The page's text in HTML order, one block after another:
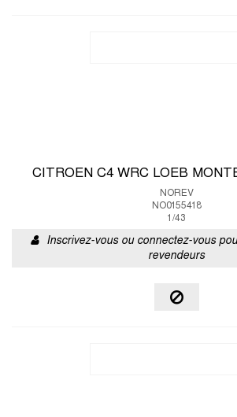
CITROEN C4 WRC LOEB
NOREV
NO0155418
1/43
Inscrivez-vous ou connectez-vous
revendeurs